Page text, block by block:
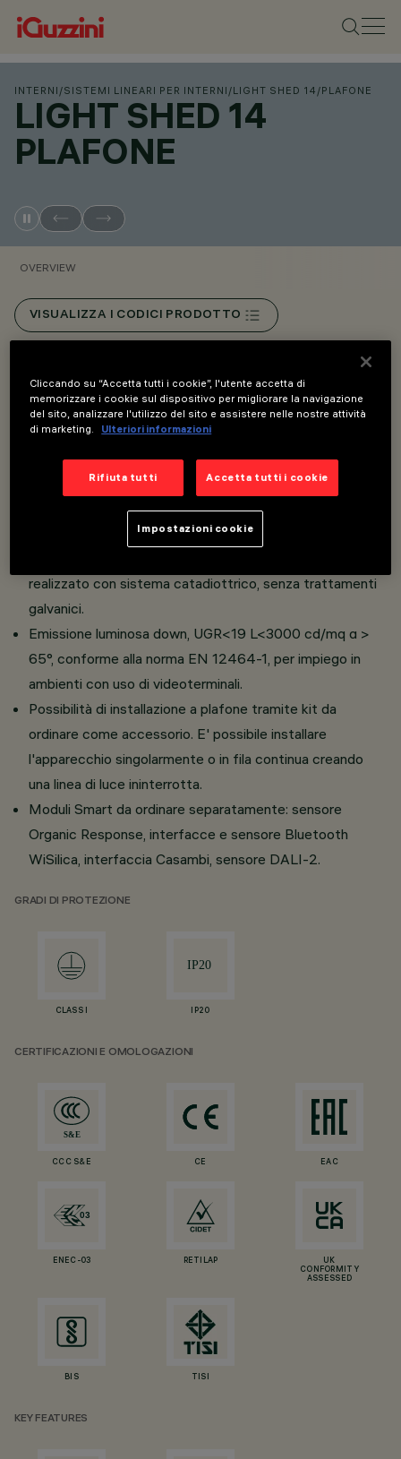
INTERNI /SISTEMI LINEARI PER INTERNI /LIGHT SHED 14 /PLAFONE
LIGHT SHED 14
PLAFONE
OVERVIEW
VISUALIZZA I CODICI PRODOTTO
Overview
Apparecchi di diverse lunghezze completi di LED ad alta
efficienza.
Corpo realizzato in estruso di alluminio verniciato, raster
realizzato in materiale termoplastico con finitura bianca o
tecnologia "Opti Diamond" raster brevettato in
realizzato con sistema catadiottrico, senza trattamenti
galvanici.
Emissione luminosa down, UGR<19 L<3000 cd/mq α >
65°, conforme alla norma EN 12464-1, per impiego in
ambienti con uso di videoterminali.
Possibilità di installazione a plafone tramite kit da
ordinare come accessorio. E' possibile installare
l'apparecchio singolarmente o in fila continua creando
una linea di luce ininterrotta.
Moduli Smart da ordinare separatamente: sensore
Organic Response, interfacce e sensore Bluetooth
WiSilica, interfaccia Casambi, sensore DALI-2.
GRADI DI PROTEZIONE
CLASS I IP20
CERTIFICAZIONI E OMOLOGAZIONI
CCC S&E CE EAC
ENEC-03 RETILAP
UK
CONFORMITY
ASSESSED
BIS TISI
KEY FEATURES
Cliccando su “Accetta tutti i cookie”, l'utente accetta di
memorizzare i cookie sul dispositivo per migliorare la navigazione
del sito, analizzare l'utilizzo del sito e assistere nelle nostre attività
di marketing.
Ulteriori informazioni
Rifiuta tutti Accetta tutti i cookie
Impostazioni cookie